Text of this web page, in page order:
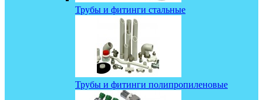
Трубы и фитинги стальные
Трубы и фитинги полипропиленовые